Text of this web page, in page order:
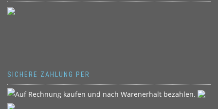
SICHERE ZAHLUNG PER